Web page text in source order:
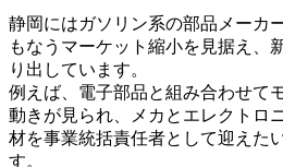
静岡にはガソリン系の部品メーカ
もなうマーケット縮小を見据え、
り出しています。
例えば、電子部品と組み合わせて
動きが見られ、メカとエレクトロ
材を事業統括責任者として迎えた
す。